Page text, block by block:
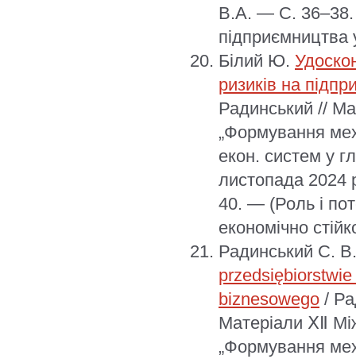
В.А. — С. 36–38.
підприємництва
Білий Ю.
ризиків на
Радинський //
„Формування
екон. систем у
листопада
40. — (Роль і
економічно
Радинський С.
biznesowego /
Матеріали ⅩⅡ
„Формування